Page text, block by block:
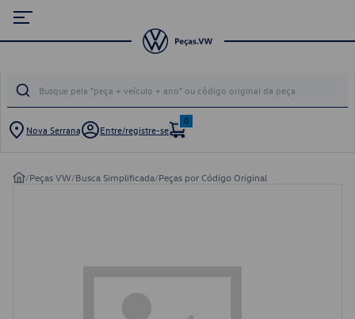
Nova Serrana Entre/registre-se
0
/Peças VW/Busca Simplificada/Peças por Código Original